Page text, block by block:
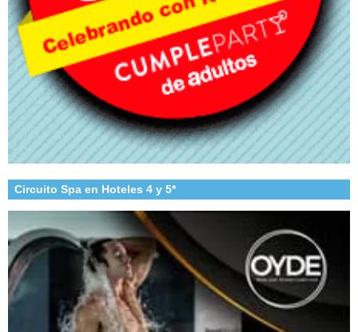
Circuito Spa en Hoteles 4 y 5*